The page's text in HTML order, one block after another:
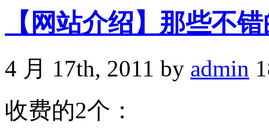
【网站介绍】那些不
4 月 17th, 2011 by admin
收费的2个：